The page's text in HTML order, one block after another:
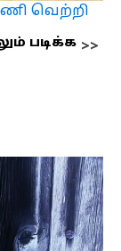
வெற்றி
படிக்க